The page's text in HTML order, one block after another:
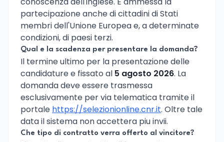
partecipazione anche di cittadini di Stati
membri dell'Unione Europea e, a determinate
condizioni, di paesi terzi.
Qual e la scadenza per presentare la domanda?
Il termine ultimo per la presentazione delle
candidature e fissato al 5 agosto 2026. La
domanda deve essere trasmessa
esclusivamente per via telematica tramite il
portale https://selezionionline.cnr.it. Oltre tale
data il sistema non accettera piu invii.
Che tipo di contratto verra offerto al vincitore?